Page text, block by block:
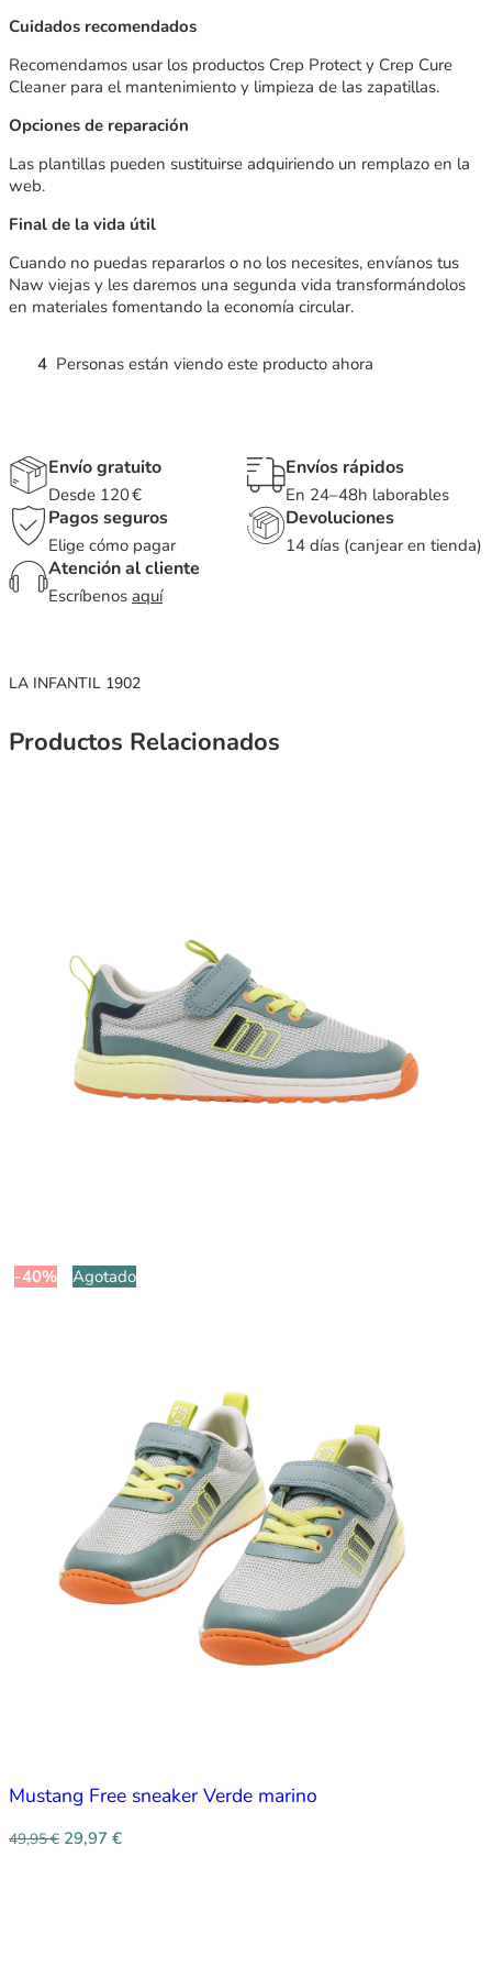
Cuidados recomendados
Recomendamos usar los productos Crep Protect y Crep Cure
Cleaner para el mantenimiento y limpieza de las zapatillas.
Opciones de reparación
Las plantillas pueden sustituirse adquiriendo un remplazo en la
web.
Final de la vida útil
Cuando no puedas repararlos o no los necesites, envíanos tus
Naw viejas y les daremos una segunda vida transformándolos
en materiales fomentando la economía circular.
4 Personas están viendo este producto ahora
Envío gratuito
Desde 120 €
Envíos rápidos
En 24–48h laborables
Pagos seguros
Elige cómo pagar
Devoluciones
14 días (canjear en tienda)
Atención al cliente
Escríbenos aquí
LA INFANTIL 1902
Productos Relacionados
-40% Agotado
Mustang Free sneaker Verde marino
49,95€ 29,97 €